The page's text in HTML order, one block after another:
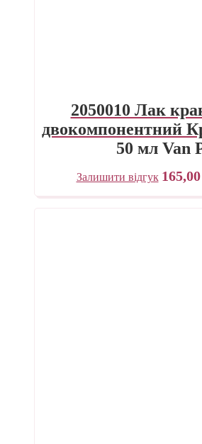
2050010 Лак
двокомпонентний
50 мл Van
Залишити відгук 165,00